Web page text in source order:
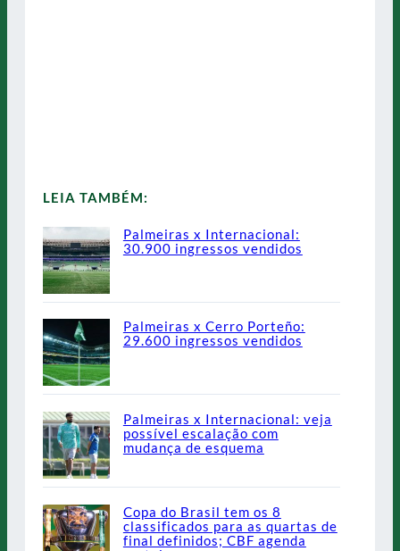
LEIA TAMBÉM:
Palmeiras x Internacional:
30.900 ingressos vendidos
Palmeiras x Cerro Porteño:
29.600 ingressos vendidos
Palmeiras x Internacional: veja
possível escalação com
mudança de esquema
Copa do Brasil tem os 8
classificados para as quartas de
final definidos; CBF agenda